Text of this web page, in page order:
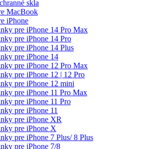
skla
MacBook
iPhone
pre iPhone 14 Pro Max
pre iPhone 14 Pro
pre iPhone 14 Plus
pre iPhone 14
pre iPhone 12 Pro Max
pre iPhone 12 | 12 Pro
pre iPhone 12 mini
pre iPhone 11 Pro Max
pre iPhone 11 Pro
pre iPhone 11
pre iPhone XR
pre iPhone X
pre iPhone 7 Plus/ 8 Plus
pre iPhone 7/8